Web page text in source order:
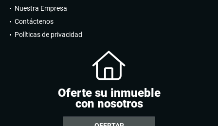
Nuestra Empresa
Contáctenos
Políticas de privacidad
Oferte su inmueble
con nosotros